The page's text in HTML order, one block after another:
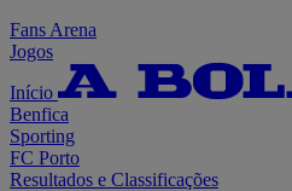
Fans Arena
Jogos
Início
Benfica
Sporting
FC Porto
Resultados e Classificações